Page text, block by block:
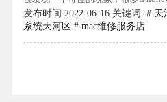
很大,而且能很快适应新手机;但是苹
是全能的,用了好几天还是不习惯.甚
区mac维修服务店分享mac系统和
发布时间:2022-06-16 关键词: # 天
系统天河区 #mac维修服务店